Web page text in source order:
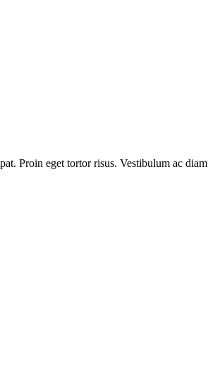
Proin eget tortor risus. Vestibulum ac